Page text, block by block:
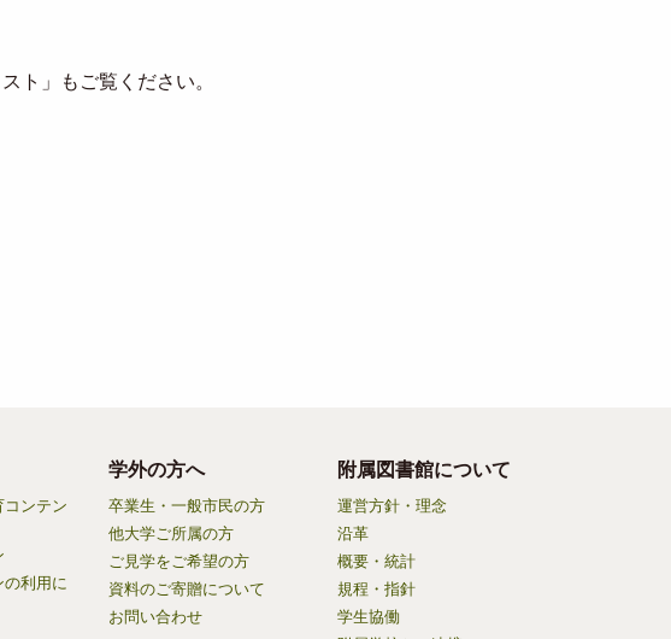
ト」もご覧ください。
ンテン
利用に
学外の方へ
卒業生・一般市民の方
他大学ご所属の方
ご見学をご希望の方
資料のご寄贈について
お問い合わせ
附属図書館について
運営方針・理念
沿革
概要・統計
規程・指針
学生協働